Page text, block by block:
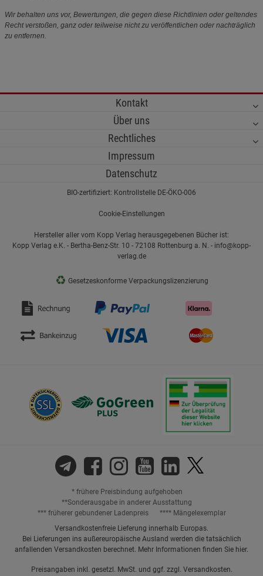
Wir behalten uns vor, Bewertungen, die gegen diese Richtlinien oder geltendes
Recht verstoßen, ganz oder teilweise nicht zu veröffentlichen oder nachträglich
zu entfernen.
Kontakt
Über uns
Rechtliches
Impressum
Datenschutz
BIO-zertifiziert: Kontrollstelle DE-ÖKO-006
Cookie-Einstellungen
Hersteller aller vom Kopp Verlag herausgegebenen Bücher ist:
Kopp Verlag e.K. - Bertha-Benz-Str. 10 - 72108 Rottenburg a. N. - info@kopp-
verlag.de
♻ Gesetzeskonforme Verpackungslizenzierung
* frühere Preisbindung aufgehoben
**Sonderausgabe in anderer Ausstattung
*** früherer gebundener Ladenpreis
**** Mängelexemplar
Versandkostenfreie Lieferung innerhalb Europas.
Bei Lieferungen ins außereuropäische Ausland werden die tatsächlich
anfallenden Versandkosten berechnet. Mehr Informationen finden Sie hier.
Preisangaben inkl. gesetzl. MwSt. und ggf. zzgl. Versandkosten.